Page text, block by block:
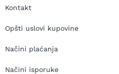
Kontakt
Opšti uslovi kupovine
Načini plaćanja
Načini isporuke